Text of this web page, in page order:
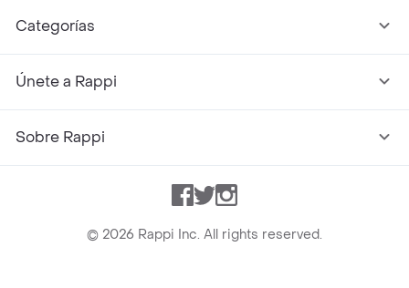
Categorías
Únete a Rappi
Sobre Rappi
Facebook
TwitterInstagram
© 2026 Rappi Inc. All rights reserved.